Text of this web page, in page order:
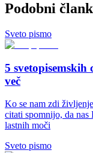
Podobni
Sveto pismo
5 svetopisemskih
več
Ko se nam zdi
citati spomnijo, da
lastnih moči
Sveto pismo